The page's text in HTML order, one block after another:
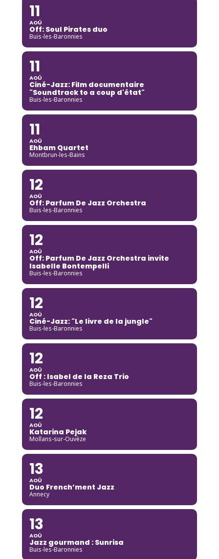
11
AOÛ
Off: Soul Pirates duo
Buis-les-Baronnies
11
AOÛ
Ciné-Jazz: Film documentaire
"Soundtrack to a coup d'état"
Buis-les-Baronnies
11
AOÛ
Ehbam Quartet
Montbrun-les-Bains
12
AOÛ
Off: Parfum De Jazz Orchestra
Buis-les-Baronnies
12
AOÛ
Off: Parfum De Jazz Orchestra invite
Isabelle Bontempelli
Buis-les-Baronnies
12
AOÛ
Ciné-Jazz: "Le livre de la jungle"
Buis-les-Baronnies
12
AOÛ
Off : Isabel de la Reza Trio
Buis-les-Baronnies
12
AOÛ
Katarina Pejak
Mollans-sur-Ouvèze
13
AOÛ
Duo French’ment Jazz
Annecy
13
AOÛ
Jazz gourmand : Sunrisa
Buis-les-Baronnies